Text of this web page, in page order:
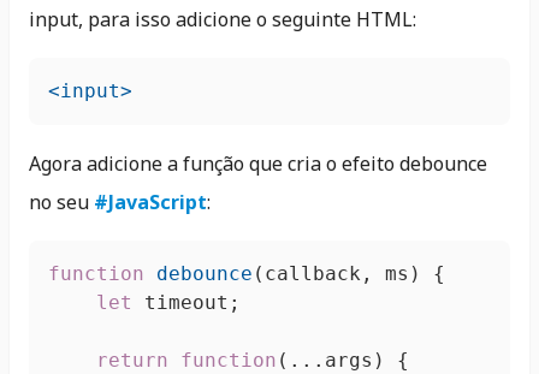
input, para isso adicione o seguinte HTML:
<input>
Agora adicione a função que cria o efeito debounce
no seu #JavaScript:
function debounce ( callback, ms ) {
let
timeout;
return function ( ...args ) {